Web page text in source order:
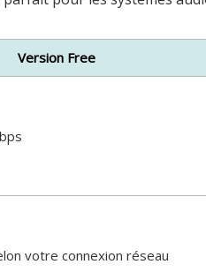
Version Free
votre connexion réseau